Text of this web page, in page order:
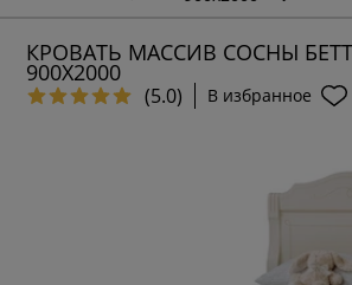
КРОВАТЬ МАССИВ СОСНЫ
900Х2000
(5.0) В избранное